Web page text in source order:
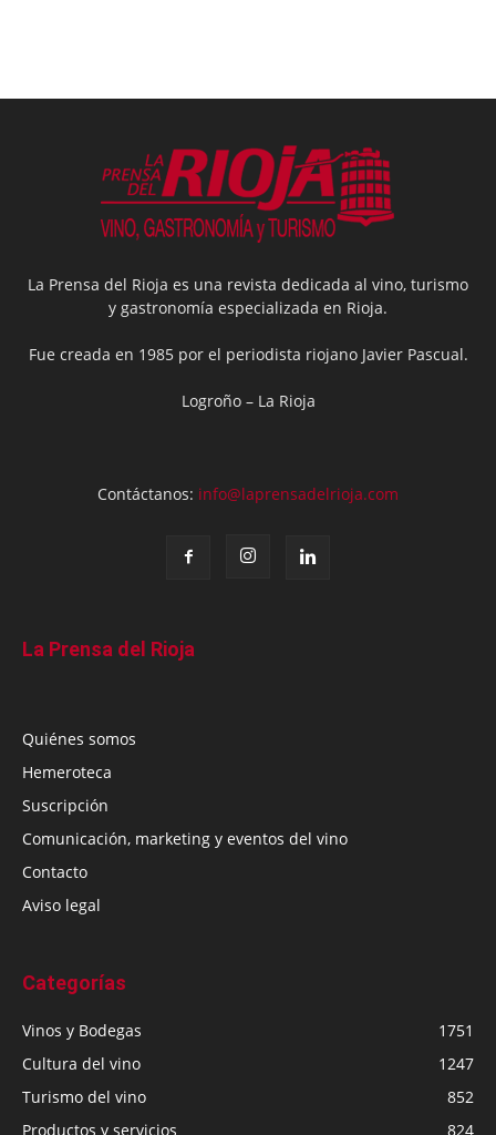
La Prensa del Rioja es una revista dedicada al vino, turismo
y gastronomía especializada en Rioja.
Fue creada en 1985 por el periodista riojano Javier Pascual.
Logroño – La Rioja
Contáctanos: info@laprensadelrioja.com
La Prensa del Rioja
Quiénes somos
Hemeroteca
Suscripción
Comunicación, marketing y eventos del vino
Contacto
Aviso legal
Categorías
Vinos y Bodegas
1751
Cultura del vino
1247
Turismo del vino
852
Productos y servicios
824